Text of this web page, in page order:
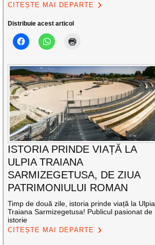
CITEȘTE MAI DEPARTE
Distribuie acest articol
ISTORIA PRINDE VIAȚĂ LA
ULPIA TRAIANA
SARMIZEGETUSA, DE ZIUA
PATRIMONIULUI ROMAN
Timp de două zile, istoria prinde viață la Ulpia
Traiana Sarmizegetusa! Publicul pasionat de
istorie
CITEȘTE MAI DEPARTE